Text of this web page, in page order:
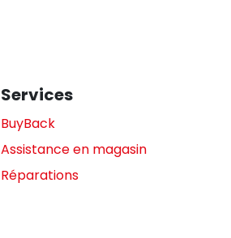
Services
BuyBack
Assistance en magasin
Réparations